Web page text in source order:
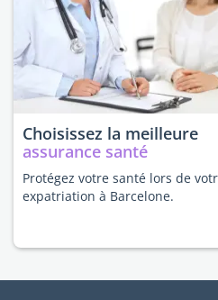
Choisissez la meilleure
assurance santé
Protégez votre santé lors de
expatriation à Barcelone.